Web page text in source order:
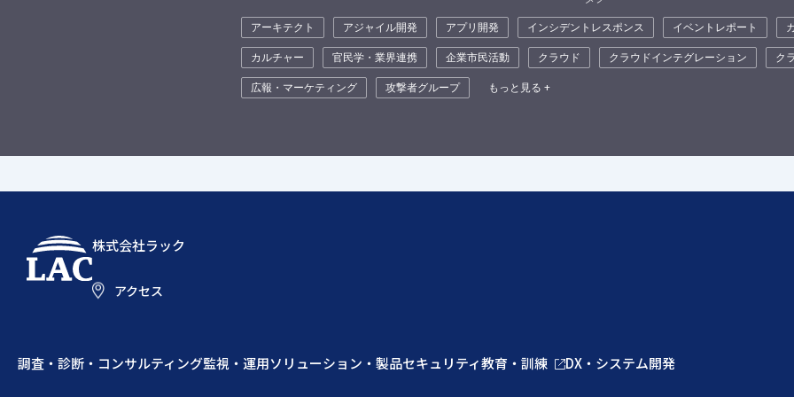
アーキテクト アジャイル開発 アプリ開発 インシデントレスポンス イベントレポート
カルチャー
官民学・業界連携 企業市民活動 クラウド クラウドインテグレーション ク
広報・マーケティング
攻撃者グループ もっと見る +
株式会社ラック
アクセス
調査・診断・コンサルティング監視・運用ソリューション・製品セキュリティ教育・訓練 DX・システム開発